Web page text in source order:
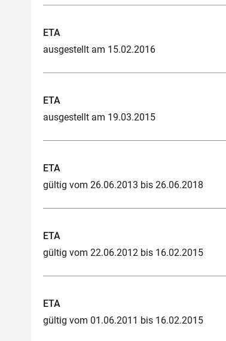
ETA
ausgestellt am 15.02.2016
ETA
ausgestellt am 19.03.2015
ETA
gültig vom 26.06.2013 bis 26.06.2018
ETA
gültig vom 22.06.2012 bis 16.02.2015
ETA
gültig vom 01.06.2011 bis 16.02.2015